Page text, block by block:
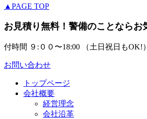
▲PAGE TOP
お見積り無料！警備のことなら
付時間 ９:００〜18:00 （土日祝日もOK!）
お問い合わせ
トップページ
会社概要
経営理念
会社沿革